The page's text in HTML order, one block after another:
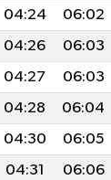
04:24 06:02
04:26 06:03
04:27 06:03
04:28 06:04
04:30 06:05
04:31 06:06